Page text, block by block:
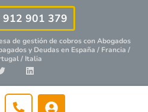
901 379
de gestión de cobros conAbogados
y Deudas en España / Francia /
/ Italia